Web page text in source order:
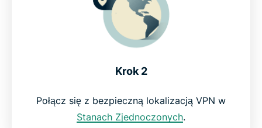
Krok 2
Połącz się z bezpieczną lokalizacją VPN w
Stanach Zjednoczonych.